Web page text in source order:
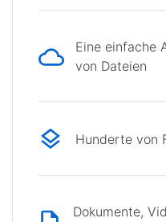
Eine einfache
von Dateien
Hunderte von
Dokumente,